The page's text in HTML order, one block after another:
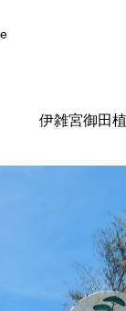
伊雑宮御田